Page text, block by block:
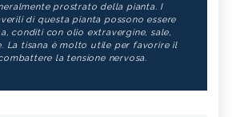
prostrato della pianta. I
di questa pianta possono essere
conditi con olio extravergine, sale,
La tisana è molto utile per favorire il
la tensione nervosa.